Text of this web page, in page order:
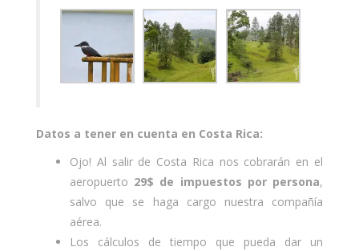
Datos a tener en cuenta en Costa Rica:
Ojo! Al salir de Costa Rica nos cobrarán en el
aeropuerto 29$ de impuestos por persona,
salvo que se haga cargo nuestra compañía
aérea.
Los cálculos de tiempo que pueda dar un